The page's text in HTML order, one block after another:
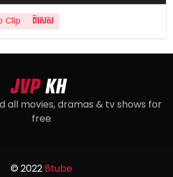
Clip ពិសេស
all movies, dramas & tv shows for
free
© 20228tube